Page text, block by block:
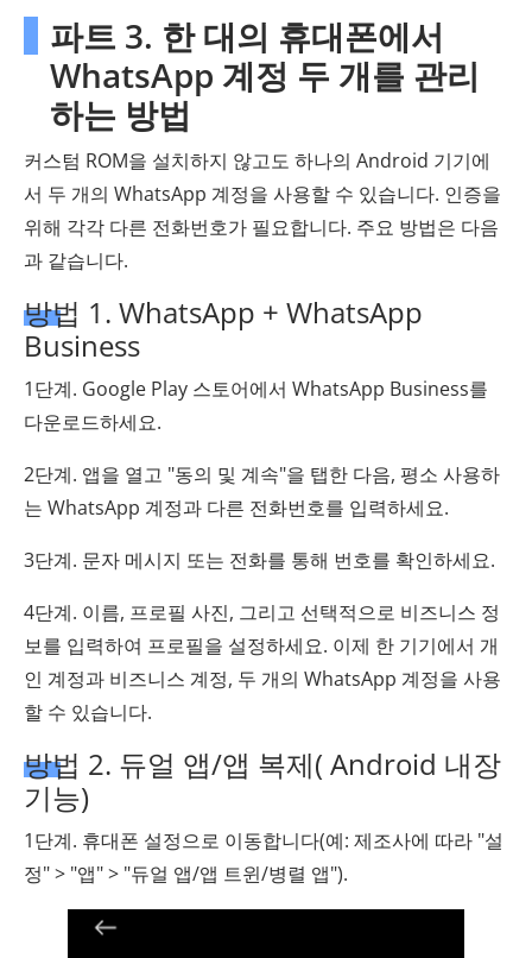
파트 3. 한 대의 휴대폰에서
WhatsApp 계정 두 개를 관리
하는 방법
커스텀 ROM을 설치하지 않고도 하나의 Android 기기에
서 두 개의 WhatsApp 계정을 사용할 수 있습니다. 인증을
위해 각각 다른 전화번호가 필요합니다. 주요 방법은 다음
과 같습니다.
방법 1. WhatsApp + WhatsApp
Business
1단계. Google Play 스토어에서 WhatsApp Business를
다운로드하세요.
2단계. 앱을 열고 "동의 및 계속"을 탭한 다음, 평소 사용하
는 WhatsApp 계정과 다른 전화번호를 입력하세요.
3단계. 문자 메시지 또는 전화를 통해 번호를 확인하세요.
4단계. 이름, 프로필 사진, 그리고 선택적으로 비즈니스 정
보를 입력하여 프로필을 설정하세요. 이제 한 기기에서 개
인 계정과 비즈니스 계정, 두 개의 WhatsApp 계정을 사용
할 수 있습니다.
방법 2. 듀얼 앱/앱 복제( Android 내장
기능)
1단계. 휴대폰 설정으로 이동합니다(예: 제조사에 따라 "설
정" > "앱" > "듀얼 앱/앱 트윈/병렬 앱").